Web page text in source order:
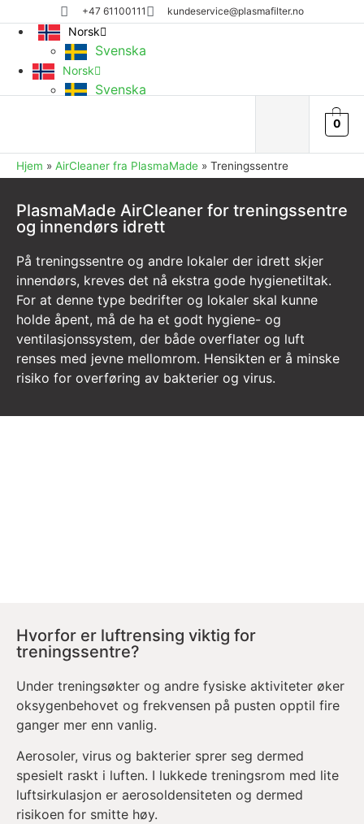
+47 61100111 kundeservice@plasmafilter.no
Norsk
Svenska
Norsk
Svenska
0
Hjem » AirCleaner fra PlasmaMade » Treningssentre
PlasmaMade AirCleaner for treningssentre
og innendørs idrett
På treningssentre og andre lokaler der idrett skjer
innendørs, kreves det nå ekstra gode hygienetiltak.
For at denne type bedrifter og lokaler skal kunne
holde åpent, må de ha et godt hygiene- og
ventilasjonssystem, der både overflater og luft
renses med jevne mellomrom. Hensikten er å minske
risiko for overføring av bakterier og virus.
Hvorfor er luftrensing viktig for
treningssentre?
Under treningsøkter og andre fysiske aktiviteter øker
oksygenbehovet og frekvensen på pusten opptil fire
ganger mer enn vanlig.
Aerosoler, virus og bakterier sprer seg dermed
spesielt raskt i luften. I lukkede treningsrom med lite
luftsirkulasjon er aerosoldensiteten og dermed
risikoen for smitte høy.